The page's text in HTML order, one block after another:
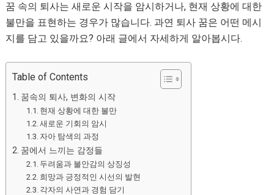
꿈 속의 퇴사는 새로운 시작을 암시하거나, 현재 상황에 대한
불만을 표현하는 경우가 많습니다. 과연 퇴사 꿈은 어떤 메시
지를 담고 있을까요? 아래 글에서 자세하게 알아봅시다.
Table of Contents
꿈속의 퇴사, 변화의 시작
현재 상황에 대한 불만
새로운 기회의 암시
자아 탐색의 과정
꿈에서 느끼는 감정들
두려움과 불안감의 상징성
희망과 긍정적인 시선의 발현
각자의 사연과 경험 담기